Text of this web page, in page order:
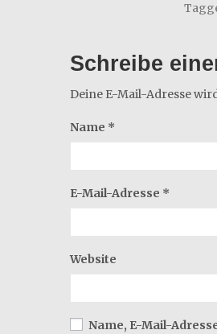
Schreibe
Deine E-Mail-Adresse
Name *
E-Mail-Adresse *
Website
Name, E-Mail-